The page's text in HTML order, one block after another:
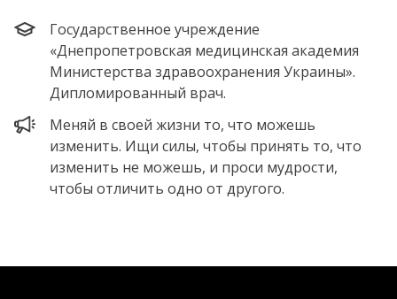
Государственное учреждение
«Днепропетровская медицинская академия
Министерства здравоохранения Украины».
Дипломированный врач.
Меняй в своей жизни то, что можешь
изменить. Ищи силы, чтобы принять то, что
изменить не можешь, и проси мудрости,
чтобы отличить одно от другого.